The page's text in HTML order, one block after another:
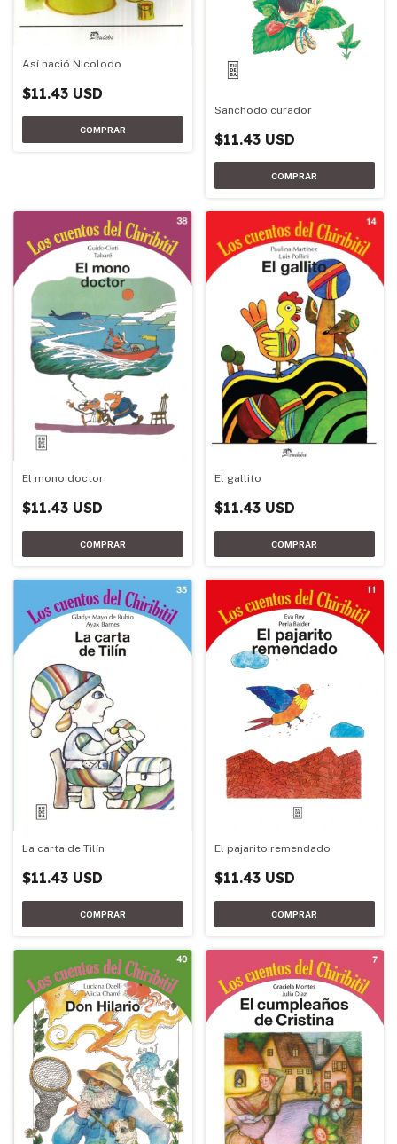
Así nació Nicolodo
$11.43 USD
Sanchodo curador
$11.43 USD
El mono doctor
$11.43 USD
El gallito
$11.43 USD
La carta de Tilín
$11.43 USD
El pajarito remendado
$11.43 USD